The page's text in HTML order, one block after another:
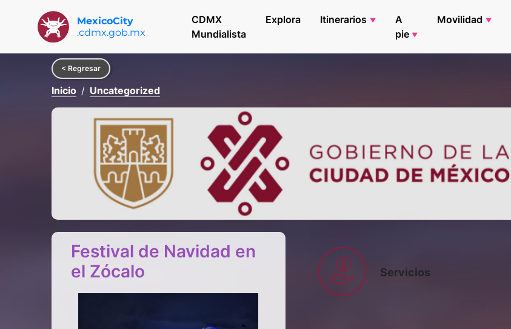
MexicoCity
.cdmx.gob.mx
CDMX
Mundialista
Explora Itinerarios
A
pie
Movilidad
< Regresar
Inicio Uncategorized
Festival de Navidad en
el Zócalo
Servicios